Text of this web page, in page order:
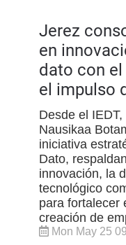
Jerez
en
dato con el
el impulso
Desde el
Nausikaa
iniciativa
Dato,
innovación, la
tecnológico
para fortalecer
creación de
Mon May 25